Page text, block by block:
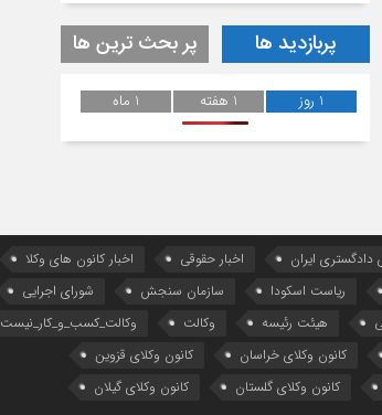
پربازدید ها پر بحث ترین ها
1 روز 1 هفته 1 ماه
دادگستری ایران اخبار حقوقی
اخبار کانون های وکلا
ریاست اسکودا سازمان سنجش
شورای اجرایی
هیئت رئیسه وکالت
وکالت_کسب_و_کار_نیست
کانون وکلای خراسان
کانون وکلای قزوین
کانون وکلای گلستان
کانون وکلای گیلان